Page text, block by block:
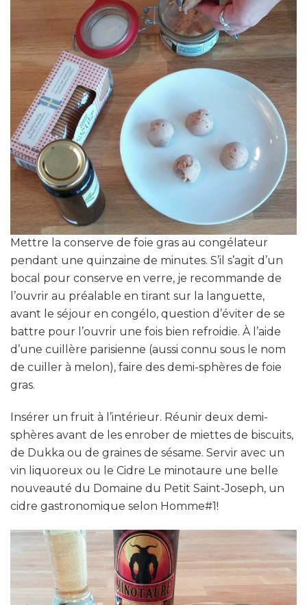
Mettre la conserve de foie gras au congélateur
pendant une quinzaine de minutes. S’il s’agit d’un
bocal pour conserve en verre, je recommande de
l’ouvrir au préalable en tirant sur la languette,
avant le séjour en congélo, question d’éviter de se
battre pour l’ouvrir une fois bien refroidie. À l’aide
d’une cuillère parisienne (aussi connu sous le nom
de cuiller à melon), faire des demi-sphères de foie
gras.
Insérer un fruit à l’intérieur. Réunir deux demi-
sphères avant de les enrober de miettes de biscuits,
de Dukka ou de graines de sésame. Servir avec un
vin liquoreux ou le Cidre Le minotaure une belle
nouveauté du Domaine du Petit Saint-Joseph, un
cidre gastronomique selon Homme#1!